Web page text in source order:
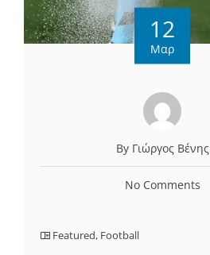
12
Μαρ
By Γιώργος Βένης
No Comments
Featured, Football